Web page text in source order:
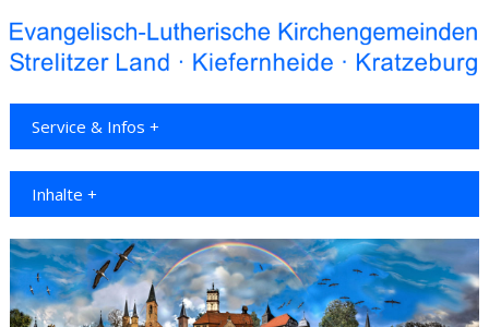
Service & Infos +
Inhalte +